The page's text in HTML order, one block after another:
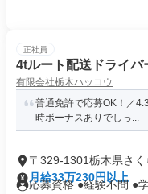
正社員
4tルート配送ドライバ
有限会社栃木ハッコウ
普通免許で応募OK！／
時ボーナスありでしっ...
〒329-1301栃木県さく
月給33万230円以上
応募資格 ●経験不問 ●